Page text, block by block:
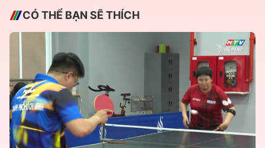
CÓ THỂ BẠN SẼ THÍCH